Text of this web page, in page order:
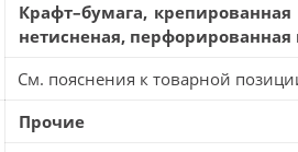
Крафт–бумага,
нетисненая,
См. пояснения к товарной
Прочие